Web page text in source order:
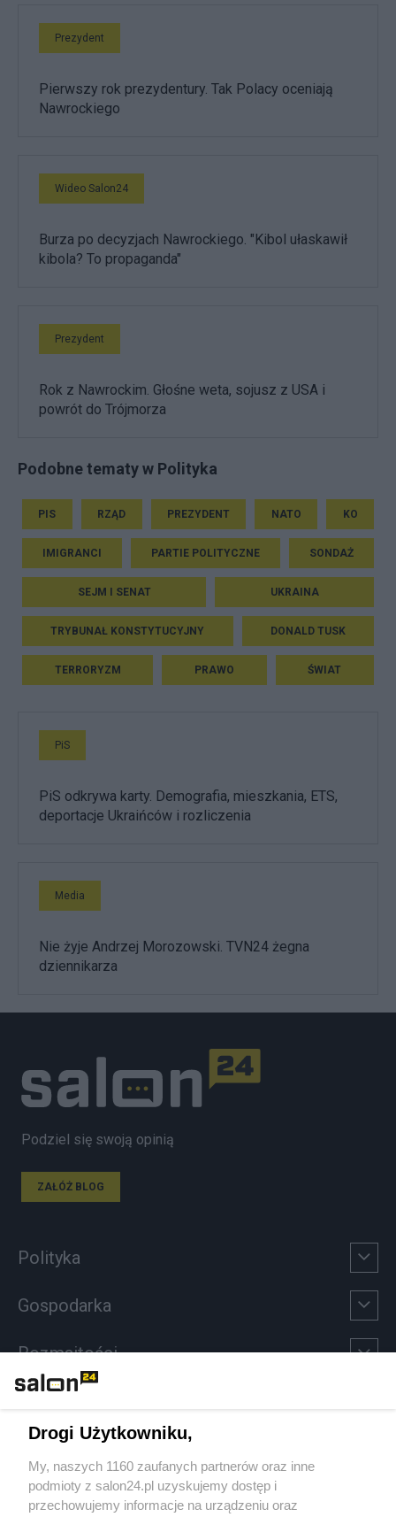
Prezydent
Pierwszy rok prezydentury. Tak Polacy oceniają
Nawrockiego
Wideo Salon24
Burza po decyzjach Nawrockiego. "Kibol ułaskawił
kibola? To propaganda"
Prezydent
Rok z Nawrockim. Głośne weta, sojusz z USA i
powrót do Trójmorza
Podobne tematy w Polityka
PIS RZĄD PREZYDENT NATO KO
IMIGRANCI PARTIE POLITYCZNE SONDAŻ
SEJM I SENAT UKRAINA
TRYBUNAŁ KONSTYTUCYJNY DONALD TUSK
TERRORYZM PRAWO ŚWIAT
PiS
PiS odkrywa karty. Demografia, mieszkania, ETS,
deportacje Ukraińców i rozliczenia
Media
Nie żyje Andrzej Morozowski. TVN24 żegna
dziennikarza
Podziel się swoją opinią
ZAŁÓŻ BLOG
Polityka
Gospodarka
Rozmaitości
Sport
Społeczeństwo
Drogi Użytkowniku,
My, naszych 1160 zaufanych partnerów oraz inne
podmioty z salon24.pl uzyskujemy dostęp i
przechowujemy informacje na urządzeniu oraz